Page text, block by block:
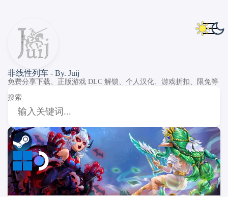
非线性列车 - By. Juij
免费分享下载、正版游戏 DLC 解锁、个人汉化、游戏折扣、限免等
搜索